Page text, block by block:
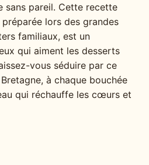
sans pareil. Cette recette
lors des grandes
familiaux, est un
qui aiment les desserts
vous séduire par ce
à chaque bouchée
qui réchauffe les cœurs et